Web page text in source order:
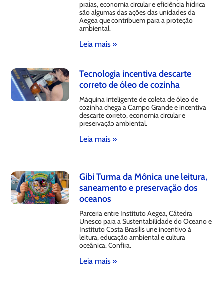
praias, economia circular e eficiência hídrica
são algumas das ações das unidades da
Aegea que contribuem para a proteção
ambiental.
Leia mais »
Tecnologia incentiva descarte
correto de óleo de cozinha
Máquina inteligente de coleta de óleo de
cozinha chega a Campo Grande e incentiva
descarte correto, economia circular e
preservação ambiental.
Leia mais »
Gibi Turma da Mônica une leitura,
saneamento e preservação dos
oceanos
Parceria entre Instituto Aegea, Cátedra
Unesco para a Sustentabilidade do Oceano e
Instituto Costa Brasilis une incentivo à
leitura, educação ambiental e cultura
oceânica. Confira.
Leia mais »